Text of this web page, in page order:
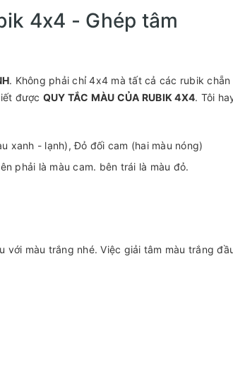
4x4 - Ghép tâm
. Không phải chỉ 4x4 mà tất cả các rubik chẵn
được QUY TẮC MÀU CỦA RUBIK 4X4. Tôi
xanh - lạnh), Đỏ đối cam (hai màu nóng)
phải là màu cam. bên trái là màu đỏ.
màu trắng nhé. Việc giải tâm màu trắng